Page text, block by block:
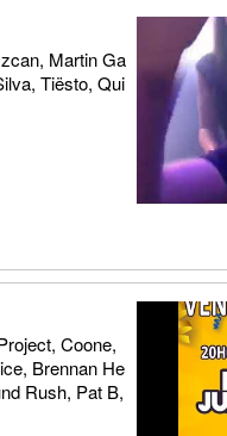
Martin Ga
Tiësto, Qui
Coone,
Brennan He
Rush, Pat B,